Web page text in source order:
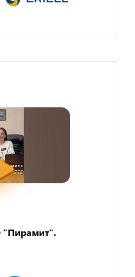
"Пирамит".